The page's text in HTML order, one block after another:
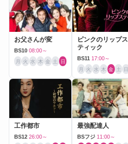
お父さんが変
BS10 08:00～
月 火 水 木 金 土 日
ピンクのリップス
ティック
BS11 17:00～
月 火 水 木 金 土 日
工作都市
BS12 26:00～
最強配達人
BSフジ 11:00～